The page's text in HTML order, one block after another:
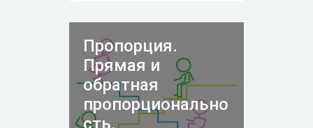
Пропорция.
Прямая и
обратная
пропорционально
сть.